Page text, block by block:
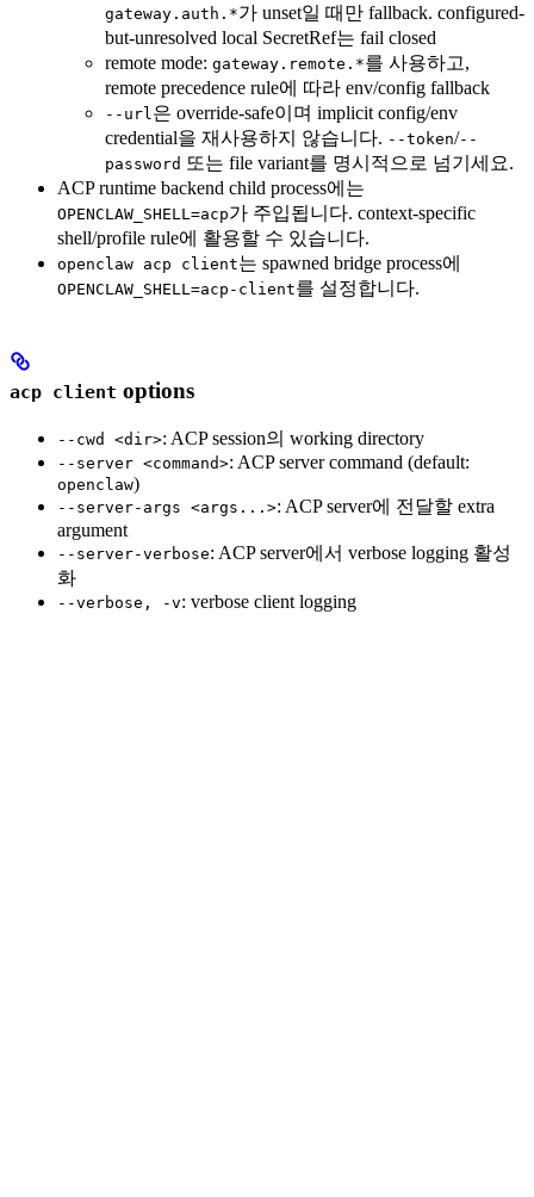
gateway.auth.*가 unset일 때만 fallback. configured-
but-unresolved local SecretRef는 fail closed
remote mode: gateway.remote.*를 사용하고,
remote precedence rule에 따라 env/config fallback
--url은 override-safe이며 implicit config/env
credential을 재사용하지 않습니다. --token/--
password 또는 file variant를 명시적으로 넘기세요.
ACP runtime backend child process에는
OPENCLAW_SHELL=acp가 주입됩니다. context-specific
shell/profile rule에 활용할 수 있습니다.
openclaw acp client는 spawned bridge process에
OPENCLAW_SHELL=acp-client를 설정합니다.
acp client options
--cwd <dir>: ACP session의 working directory
--server <command>: ACP server command (default:
openclaw)
--server-args <args...>: ACP server에 전달할 extra
argument
--server-verbose: ACP server에서 verbose logging 활성
화
--verbose, -v: verbose client logging